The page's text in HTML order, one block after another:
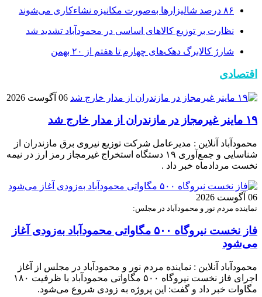
۸۶ درصد شالیزارها به‌صورت مکانیزه نشاءکاری می‌شوند
نظارت بر توزیع کالا‌های اساسی در محمودآباد تشدید شد
شارژ کالابرگ دهک‌های چهارم تا هفتم از ۲۰ بهمن
اقتصادی
06 آگوست 2026
۱۹ ماینر غیرمجاز در مازندران از مدار خارج شد
محمودآباد آنلاین : مدیرعامل شرکت توزیع نیروی برق مازندران از
شناسایی و جمع‌آوری ۱۹ دستگاه استخراج غیرمجاز رمز ارز در نیمه
نخست مردادماه خبر داد .
06 آگوست 2026
نماینده مردم نور و محمودآباد در مجلس:
فاز نخست نیروگاه ۵۰۰ مگاواتی محمودآباد به‌زودی آغاز
می‌شود
محمودآباد آنلاین : نماینده مردم نور و محمودآباد در مجلس از آغاز
اجرای فاز نخست نیروگاه ۵۰۰ مگاواتی محمودآباد با ظرفیت ۱۸۰
مگاوات خبر داد و گفت: این پروژه به زودی شروع می‌شود.